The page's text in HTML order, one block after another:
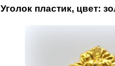
Уголок пластик, цвет: